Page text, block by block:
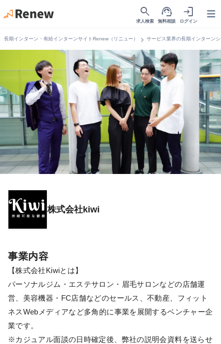
search
求人検索
support_agent
無料相談
login
ログイン
長期インターン・有給インターンサイトRenew（リニュー） chevron_right サービス業界の長期インターン
株式会社kiwi
事業内容
【株式会社Kiwiとは】
パーソナルジム・エステサロン・眉毛サロンなどの店舗運
営、美容機器・FC店舗などのセールス、不動産、フィット
ネスWebメディアなど多角的に事業を展開するベンチャー企
業です。
※カジュアル面談の日時確定後、弊社の説明会資料を送らせ